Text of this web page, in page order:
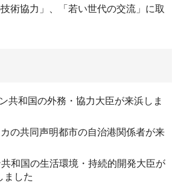
術協力」、「若い世代の交流」に取
共和国の外務・協力大臣が来浜しま
の共同声明都市の自治港関係者が来
和国の生活環境・持続的開発大臣が
ました